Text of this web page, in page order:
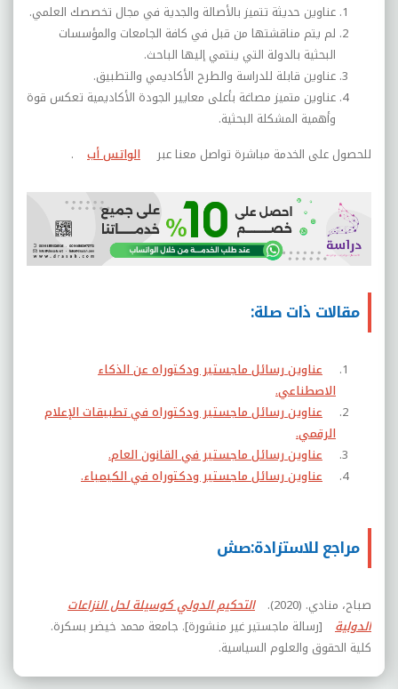
عناوين حديثة تتميز بالأصالة والجدية في مجال تخصصك العلمي.
لم يتم مناقشتها من قبل في كافة الجامعات والمؤسسات
البحثية بالدولة التي ينتمي إليها الباحث.
عناوين قابلة للدراسة والطرح الأكاديمي والتطبيق.
عناوين متميز مصاغة بأعلى معايير الجودة الأكاديمية تعكس قوة
وأهمية المشكلة البحثية.
للحصول على الخدمة مباشرة تواصل معنا عبر
الواتس أب .
مقالات ذات صلة:
عناوين رسائل ماجستير ودكتوراه عن الذكاء
الاصطناعي.
عناوين رسائل ماجستير ودكتوراه في تطبيقات الإعلام
الرقمي.
عناوين رسائل ماجستير في القانون العام.
عناوين رسائل ماجستير ودكتوراه في الكيمياء.
مراجع للاستزادة:صش
صباح، منادي. (2020).
التحكيم الدولي كوسيلة لحل النزاعات
الدولية [رسالة ماجستير غير منشورة]. جامعة محمد خيضر بسكرة.
كلية الحقوق والعلوم السياسية.